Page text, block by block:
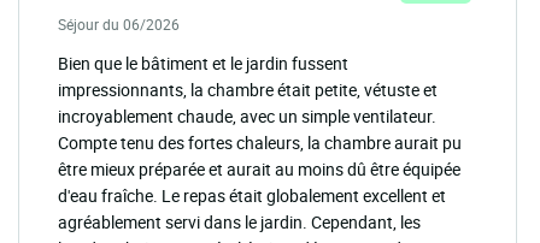
Séjour du 06/2026
Bien que le bâtiment et le jardin fussent
impressionnants, la chambre était petite, vétuste et
incroyablement chaude, avec un simple ventilateur.
Compte tenu des fortes chaleurs, la chambre aurait pu
être mieux préparée et aurait au moins dû être équipée
d'eau fraîche. Le repas était globalement excellent et
agréablement servi dans le jardin. Cependant, les